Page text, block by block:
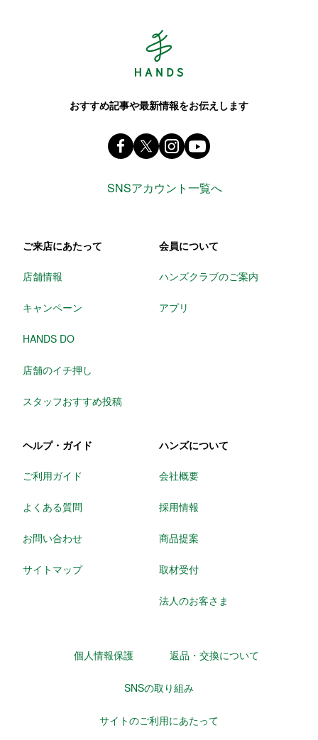
おすすめ記事や最新情報をお伝えします
Facebook ハンズ公式ファンページ
X(旧 twitter) @Hands_official_
instagram
SNSアカウント一覧へ
ご来店にあたって
店舗情報
キャンペーン
HANDS DO
店舗のイチ押し
スタッフおすすめ投稿
会員について
ハンズクラブのご案内
アプリ
ヘルプ・ガイド
ご利用ガイド
よくある質問
お問い合わせ
サイトマップ
ハンズについて
会社概要
採用情報
商品提案
取材受付
法人のお客さま
個人情報保護 返品・交換について
SNSの取り組み
サイトのご利用にあたって